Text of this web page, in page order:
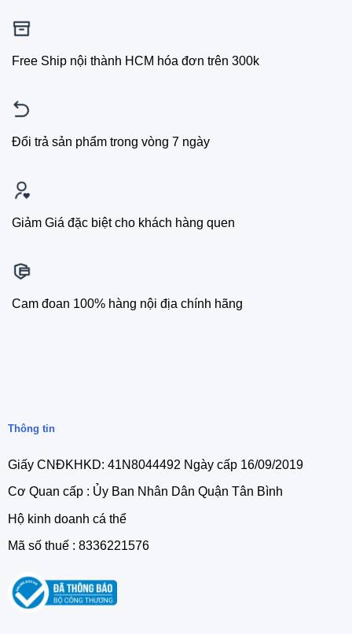
Free Ship nội thành HCM hóa đơn trên 300k
Đổi trả sản phẩm trong vòng 7 ngày
Giảm Giá đặc biệt cho khách hàng quen
Cam đoan 100% hàng nội địa chính hãng
Thông tin
Giấy CNĐKHKD: 41N8044492 Ngày cấp 16/09/2019
Cơ Quan cấp : Ủy Ban Nhân Dân Quận Tân Bình
Hộ kinh doanh cá thể
Mã số thuế : 8336221576